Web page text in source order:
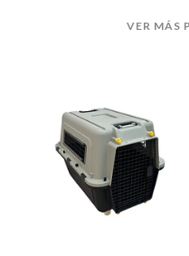
VER MÁS